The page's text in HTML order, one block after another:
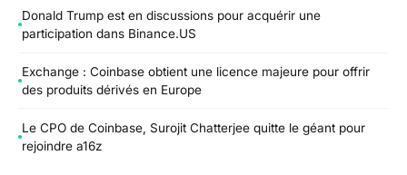
Donald Trump est en discussions pour acquérir une
participation dans Binance​.US
Exchange : Coinbase obtient une licence majeure pour offrir
des produits dérivés en Europe
Le CPO de Coinbase, Surojit Chatterjee quitte le géant pour
rejoindre a16z